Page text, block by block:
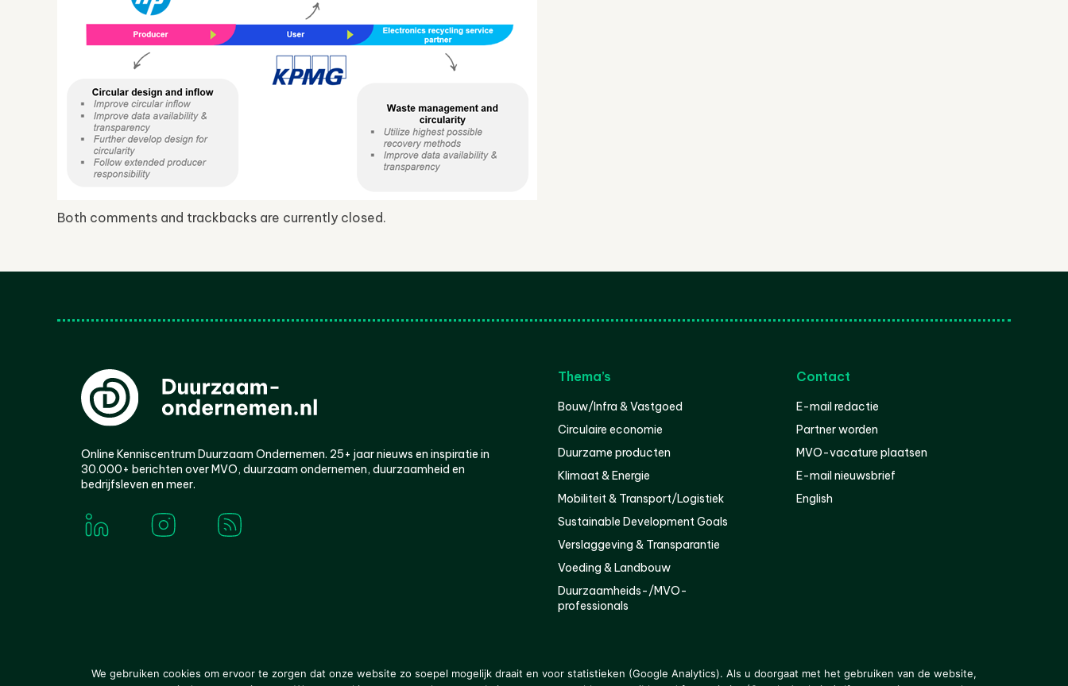
Both comments and trackbacks are currently closed.
Online Kenniscentrum Duurzaam Ondernemen. 25+ jaar nieuws en inspiratie in
30.000+ berichten over MVO, duurzaam ondernemen, duurzaamheid en
bedrijfsleven en meer.
Thema’s
Bouw/Infra & Vastgoed
Circulaire economie
Duurzame producten
Klimaat & Energie
Mobiliteit & Transport/Logistiek
Sustainable Development Goals
Verslaggeving & Transparantie
Voeding & Landbouw
Duurzaamheids-/MVO-
professionals
Contact
E-mail redactie
Partner worden
MVO-vacature plaatsen
E-mail nieuwsbrief
English
© 2000-2026 Van der Molen EIS Colofon Disclaimer Privacy
We gebruiken cookies om ervoor te zorgen dat onze website zo soepel mogelijk draait en voor statistieken (Google Analytics). Als u doorgaat met het gebruiken van de website,